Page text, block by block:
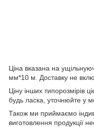
Ціна вказана на
мм*10 м. Доставку не
Ціну інших типорозмірів
будь ласка, уточнюйте у
Також ми приймаємо
виготовлення продукції